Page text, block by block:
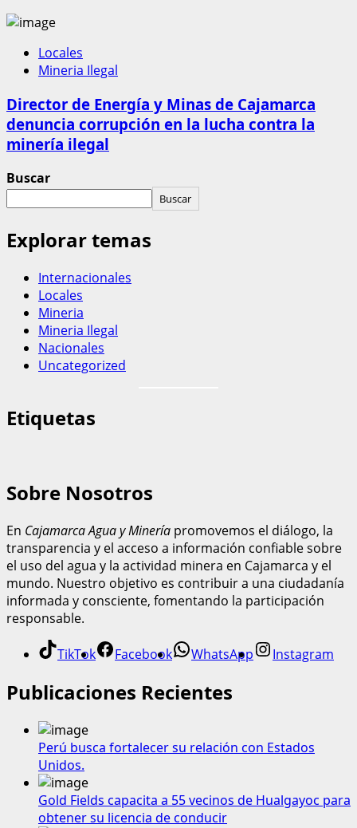
Locales
Mineria Ilegal
Director de Energía y Minas de Cajamarca
denuncia corrupción en la lucha contra la
minería ilegal
Buscar
Buscar
Explorar temas
Internacionales
Locales
Mineria
Mineria Ilegal
Nacionales
Uncategorized
Etiquetas
Sobre Nosotros
En Cajamarca Agua y Minería promovemos el diálogo, la
transparencia y el acceso a información confiable sobre
el uso del agua y la actividad minera en Cajamarca y el
mundo. Nuestro objetivo es contribuir a una ciudadanía
informada y consciente, fomentando la participación
responsable.
TikTok Facebook WhatsApp Instagram
Publicaciones Recientes
Perú busca fortalecer su relación con Estados
Unidos.
Gold Fields capacita a 55 vecinos de Hualgayoc para
obtener su licencia de conducir